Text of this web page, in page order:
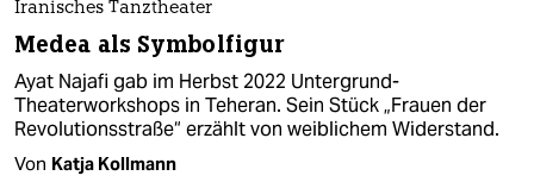
Iranisches Tanztheater
Medea als Symbolfigur
Ayat Najafi gab im Herbst 2022 Untergrund-
Theaterworkshops in Teheran. Sein Stück „Frauen der
Revolutionsstraße“ erzählt von weiblichem Widerstand.
Von Katja Kollmann